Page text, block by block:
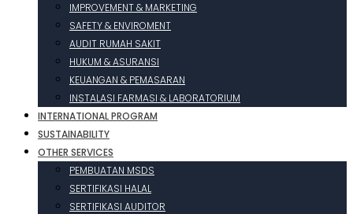
IMPROVEMENT & MARKETING
SAFETY & ENVIROMENT
AUDIT RUMAH SAKIT
HUKUM & ASURANSI
KEUANGAN & PEMASARAN
INSTALASI FARMASI & LABORATORIUM
INTERNATIONAL PROGRAM
SUSTAINABILITY
OTHER SERVICES
PEMBUATAN MSDS
SERTIFIKASI HALAL
SERTIFIKASI AUDITOR